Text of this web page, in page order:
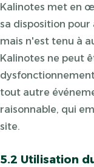
Kalinotes met en
sa disposition pour
mais n'est tenu à
Kalinotes ne peut
tout autre
raisonnable, qui
site.
5.2 Utilisation